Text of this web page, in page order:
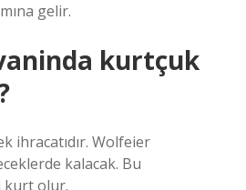
gelir.
kurtçuk
ihracatıdır. Wolfeier
kalacak. Bu
kurt olur.